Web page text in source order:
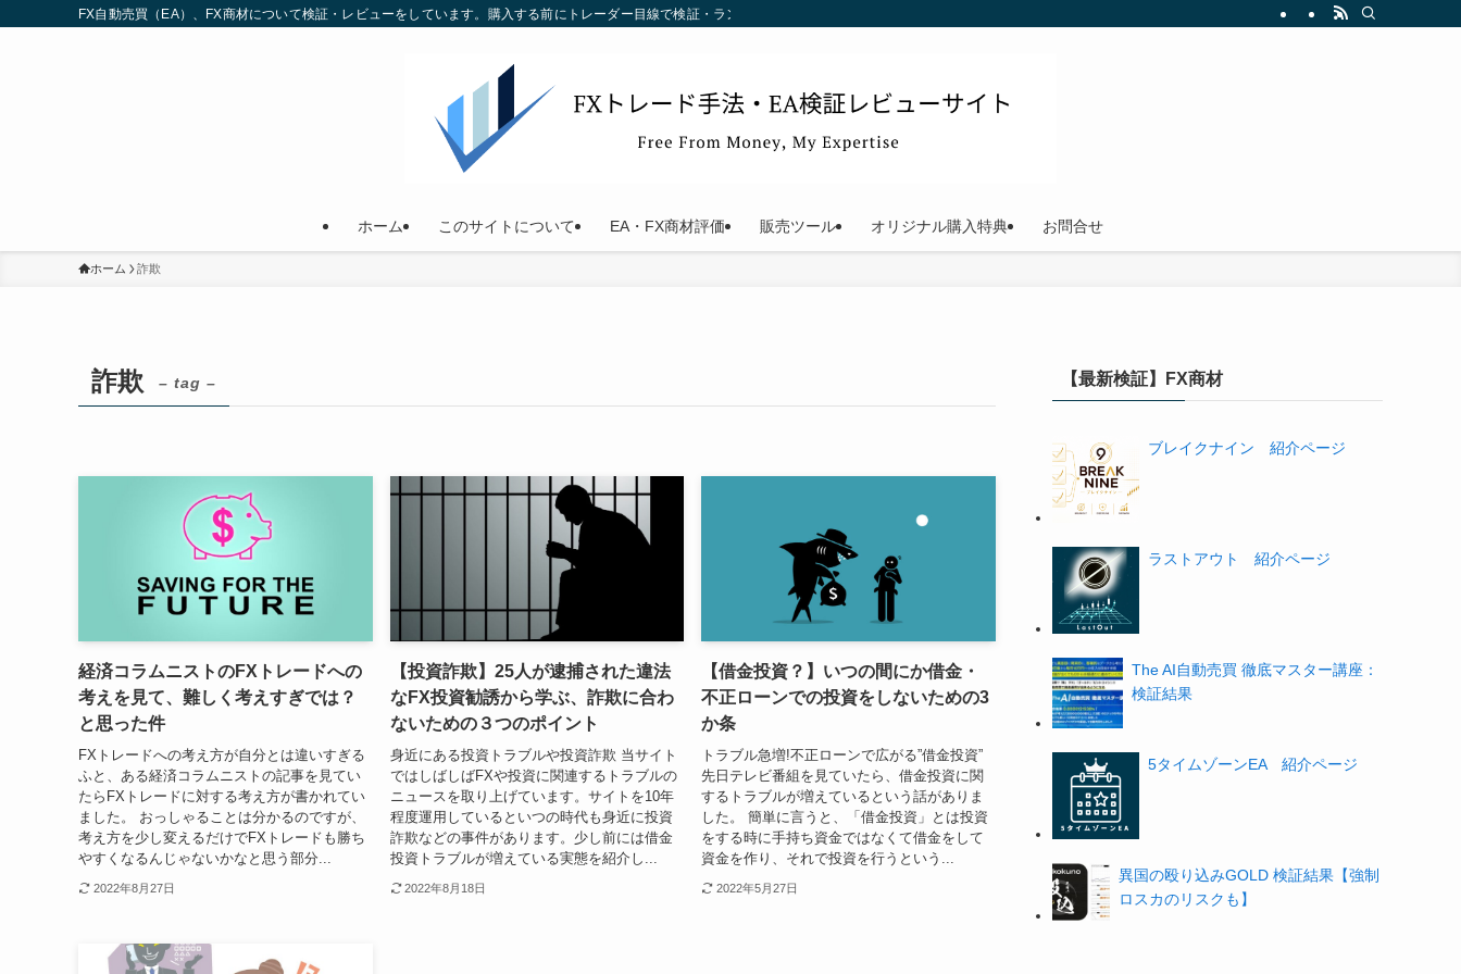
FX自動売買（EA）、FX商材について検証・レビューをしています。購入する前にトレーダー目線で検証・ランキング化している当サイトをご利用ください
ホーム このサイトについて EA・FX商材評価 販売ツール オリジナル購入特典 お問合せ
ホーム 詐欺
詐欺 – tag –
経済コラムニストのFXトレードへの
考えを見て、難しく考えすぎでは？
と思った件
FXトレードへの考え方が自分とは違いすぎる
ふと、ある経済コラムニストの記事を見てい
たらFXトレードに対する考え方が書かれてい
ました。 おっしゃることは分かるのですが、
考え方を少し変えるだけでFXトレードも勝ち
やすくなるんじゃないかなと思う部分...
2022年8月27日
【投資詐欺】25人が逮捕された違法
なFX投資勧誘から学ぶ、詐欺に合わ
ないための３つのポイント
身近にある投資トラブルや投資詐欺 当サイト
ではしばしばFXや投資に関連するトラブルの
ニュースを取り上げています。サイトを10年
程度運用しているといつの時代も身近に投資
詐欺などの事件があります。少し前には借金
投資トラブルが増えている実態を紹介し...
2022年8月18日
【借金投資？】いつの間にか借金・
不正ローンでの投資をしないための3
か条
トラブル急増!不正ローンで広がる”借金投資”
先日テレビ番組を見ていたら、借金投資に関
するトラブルが増えているという話がありま
した。 簡単に言うと、「借金投資」とは投資
をする時に手持ち資金ではなくて借金をして
資金を作り、それで投資を行うという...
2022年5月27日
【最新検証】FX商材
ブレイクナイン 紹介ページ
ラストアウト 紹介ページ
The AI自動売買 徹底マスター講座：
検証結果
5タイムゾーンEA 紹介ページ
異国の殴り込みGOLD 検証結果【強制
ロスカのリスクも】